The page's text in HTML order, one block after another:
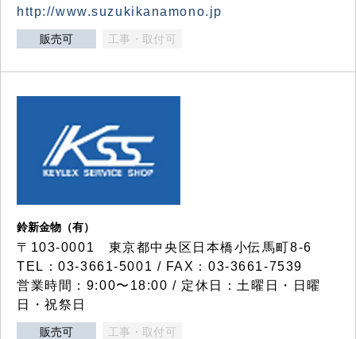
http://www.suzukikanamono.jp
販売可 工事・取付可
鈴新金物（有）
〒103-0001 東京都中央区日本橋小伝馬町8-6
TEL：03-3661-5001 / FAX：03-3661-7539
営業時間：9:00〜18:00 / 定休日：土曜日・日曜
日・祝祭日
販売可 工事・取付可